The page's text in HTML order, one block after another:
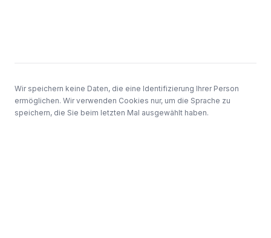
Wir speichern keine Daten, die eine Identifizierung Ihrer Person
ermöglichen. Wir verwenden Cookies nur, um die Sprache zu
speichern, die Sie beim letzten Mal ausgewählt haben.